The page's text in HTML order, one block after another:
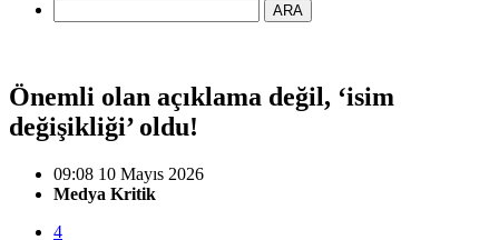
ARA
Önemli olan açıklama değil, ‘isim
değişikliği’ oldu!
09:08 10 Mayıs 2026
Medya Kritik
4